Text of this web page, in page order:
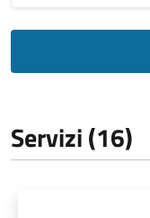
Servizi (16)